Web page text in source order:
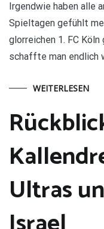
Irgendwie haben alle
Spieltagen gefühlt
glorreichen 1. FC
schaffte man endlich
WEITERLESEN
Ultras